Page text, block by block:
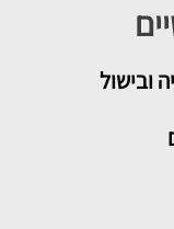
ובישול